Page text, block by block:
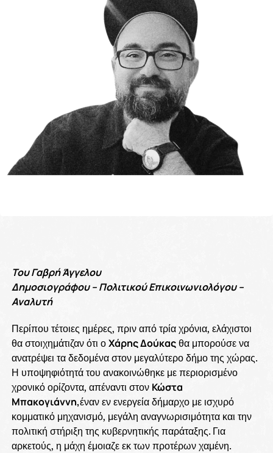
Του Γαβρή Άγγελου
Δημοσιογράφου – Πολιτικού Επικοινωνιολόγου –
Αναλυτή
Περίπου τέτοιες ημέρες, πριν από τρία χρόνια, ελάχιστοι
θα στοιχημάτιζαν ότι οΧάρης Δούκαςθα μπορούσε να
ανατρέψει τα δεδομένα στον μεγαλύτερο δήμο της χώρας.
Η υποψηφιότητά του ανακοινώθηκε με περιορισμένο
χρονικό ορίζοντα, απέναντι στον Κώστα
Μπακογιάννη,έναν εν ενεργεία δήμαρχο με ισχυρό
κομματικό μηχανισμό, μεγάλη αναγνωρισιμότητα και την
πολιτική στήριξη της κυβερνητικής παράταξης. Για
αρκετούς, η μάχη έμοιαζε εκ των προτέρων χαμένη.